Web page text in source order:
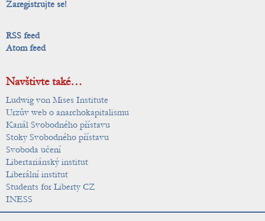
Zaregistrujte se!
RSS feed
Atom feed
Navštivte také…
Ludwig von Mises Institute
Urzův web o anarchokapitalismu
Kanál Svobodného přístavu
Stoky Svobodného přístavu
Svoboda učení
Libertariánský institut
Liberální institut
Students for Liberty CZ
INESS